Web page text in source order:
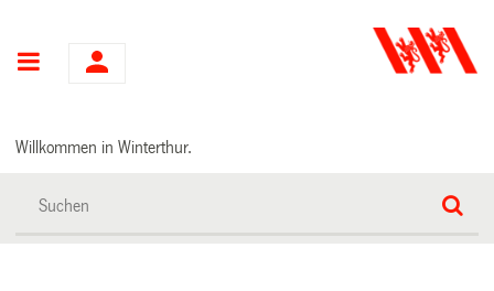
Hauptnavigation
Willkommen in Winterthur.